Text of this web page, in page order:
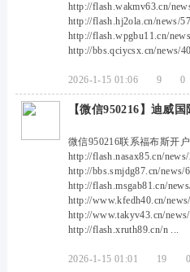
http://flash.wakmv63.cn/
http://flash.hj2ola.cn/news/
http://flash.wpgbu11.cn/
http://bbs.qciycsx.cn/news/
2026-1-15 01:06 9 0
【微信950216】迪威
微信950216联系福布斯开
http://flash.nasax85.cn/
http://bbs.smjdg87.cn/news/
http://flash.msgab81.cn/
http://www.kfedh40.cn/
http://www.takyv43.cn/
http://flash.xruth89.cn/n ...
2026-1-15 01:01 19 0